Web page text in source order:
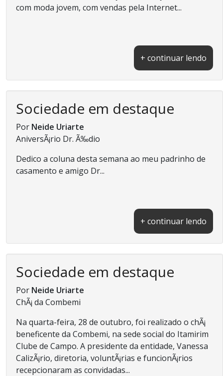
com moda jovem, com vendas pela Internet...
+ continuar lendo
Sociedade em destaque
Por Neide Uriarte
AniversÃ¡rio Dr. Ã‰dio
Dedico a coluna desta semana ao meu padrinho de
casamento e amigo Dr...
+ continuar lendo
Sociedade em destaque
Por Neide Uriarte
ChÃ¡ da Combemi
Na quarta-feira, 28 de outubro, foi realizado o chÃ¡
beneficente da Combemi, na sede social do Itamirim
Clube de Campo. A presidente da entidade, Vanessa
CalizÃ¡rio, diretoria, voluntÃ¡rias e funcionÃ¡rios
recepcionaram as convidadas...